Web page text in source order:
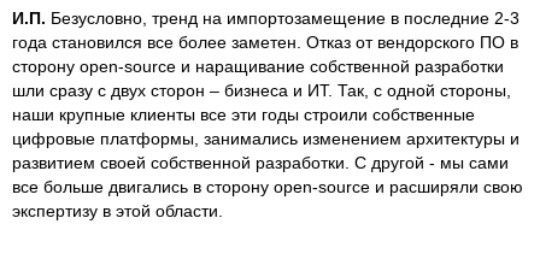
И.П. Безусловно, тренд на импортозамещение в последние 2-3
года становился все более заметен. Отказ от вендорского ПО в
сторону open-source и наращивание собственной разработки
шли сразу с двух сторон – бизнеса и ИТ. Так, с одной стороны,
наши крупные клиенты все эти годы строили собственные
цифровые платформы, занимались изменением архитектуры и
развитием своей собственной разработки. С другой - мы сами
все больше двигались в сторону open-source и расширяли свою
экспертизу в этой области.